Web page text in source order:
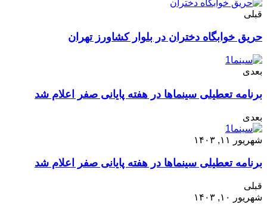
قبلی
حریق خوابگاه دختران در بلوار کشاورز تهران
بعدی
برنامه تعطیلی سینماها در هفته پایانی صفر اعلام شد
بعدی
شهریور ۱۱, ۱۴۰۳
برنامه تعطیلی سینماها در هفته پایانی صفر اعلام شد
قبلی
شهریور ۱۰, ۱۴۰۳